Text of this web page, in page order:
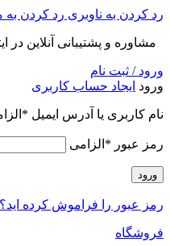
رد کردن به ناوبری رد کردن به
مشاوره و پشتیبانی آنلاین در ایتا و
ورود / ثبت نام
ورود ایجاد حساب کاربری
نام کاربری یا آدرس ایمیل *
رمز عبور * الزامی
ورود
رمز عبور را فراموش کرده اید؟
فروشگاه